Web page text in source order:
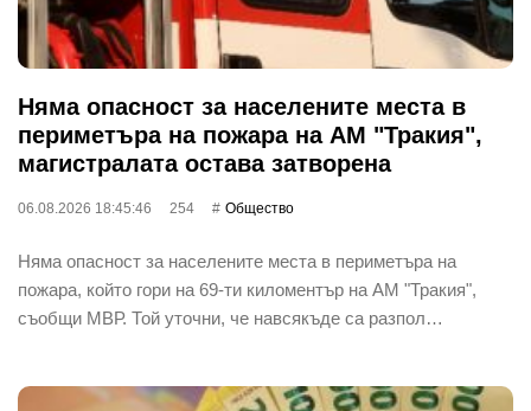
Няма опасност за населените места в
периметъра на пожара на АМ "Тракия",
магистралата остава затворена
06.08.2026 18:45:46 254 Общество
Няма опасност за населените места в периметъра на
пожара, който гори на 69-ти киломентър на АМ "Тракия",
съобщи МВР. Той уточни, че навсякъде са разпол…